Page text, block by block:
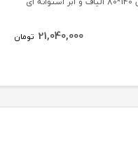
21,040,000 تومان